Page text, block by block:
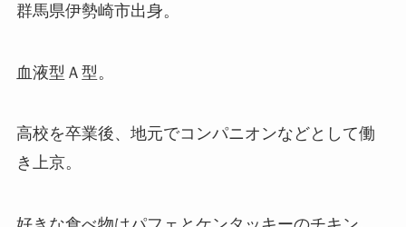
群馬県伊勢崎市出身。
血液型Ａ型。
高校を卒業後、地元でコンパニオンなどとして働
き上京。